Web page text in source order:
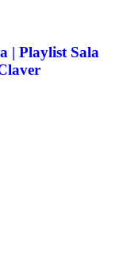
| Playlist Sala